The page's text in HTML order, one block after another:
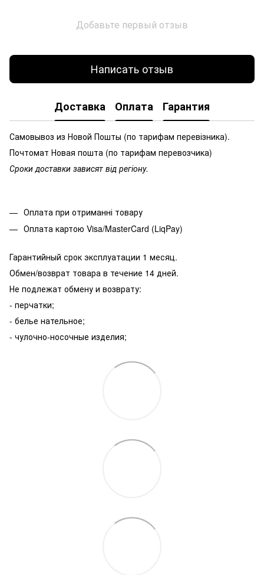
Добавьте первый отзыв
Написать отзыв
Доставка Оплата Гарантия
Самовывоз из Новой Пошты (по тарифам перевізника).
Почтомат Новая пошта (по тарифам перевозчика)
Сроки доставки зависят від регіону.
Оплата при отриманні товару
Оплата картою Visa/MasterCard (LiqPay)
Гарантийный срок эксплуатации 1 месяц.
Обмен/возврат товара в течение 14 дней.
Не подлежат обмену и возврату:
- перчатки;
- белье нательное;
- чулочно-носочные изделия;